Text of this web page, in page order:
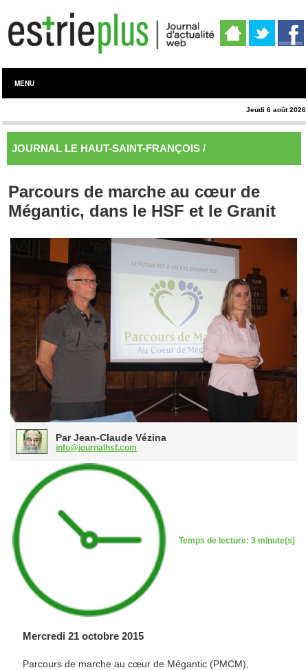
MENU
Jeudi 6 août 2026
JOURNAL LE HAUT-SAINT-FRANÇOIS /
Parcours de marche au cœur de
Mégantic, dans le HSF et le Granit
Par Jean-Claude Vézina
info@journalhsf.com
Temps de lecture: 3 minute(s)
Mercredi 21 octobre 2015
Parcours de marche au cœur de Mégantic (PMCM),